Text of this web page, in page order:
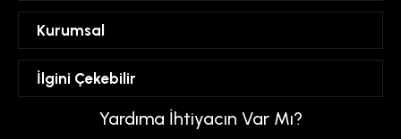
Hesabım
Favorilerim
Kurumsal
Mesafeli Satış Sözleşmesi
Üyelik Sözleşmesi
Gizlilik ve Güvenlik Politikası
İlgini Çekebilir
Yardıma İhtiyacın Var Mı?